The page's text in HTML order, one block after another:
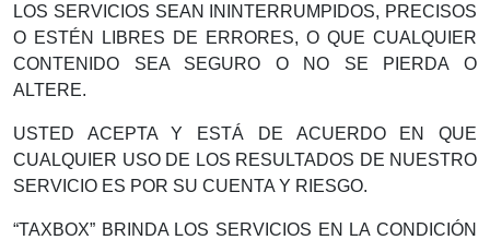
LOS SERVICIOS SEAN ININTERRUMPIDOS, PRECISOS
O ESTÉN LIBRES DE ERRORES, O QUE CUALQUIER
CONTENIDO SEA SEGURO O NO SE PIERDA O
ALTERE.
USTED ACEPTA Y ESTÁ DE ACUERDO EN QUE
CUALQUIER USO DE LOS RESULTADOS DE NUESTRO
SERVICIO ES POR SU CUENTA Y RIESGO.
“TAXBOX” BRINDA LOS SERVICIOS EN LA CONDICIÓN